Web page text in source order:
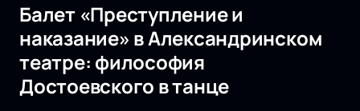
Балет «Преступление и
наказание» в Александринском
театре: философия
Достоевского в танце